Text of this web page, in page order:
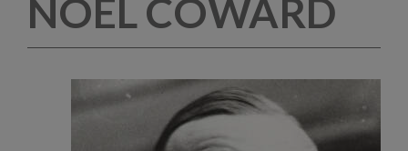
NOËL COWARD